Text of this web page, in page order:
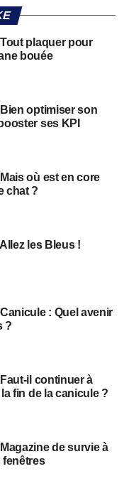
plaquer pour
bouée
optimiser son
ses KPI
où est en core
chat ?
les Bleus !
: Quel avenir
?
il continuer à
fin de la canicule ?
de survie à
fenêtres